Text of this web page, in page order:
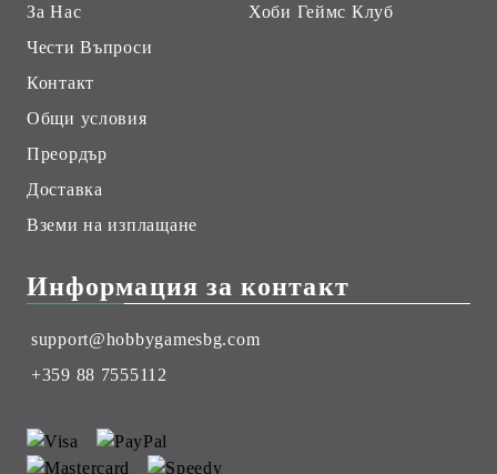
За Нас
Чести Въпроси
Контакт
Общи условия
Преордър
Доставка
Вземи на изплащане
Хоби Геймс Клуб
Информация за контакт
support@hobbygamesbg.com
+359 88 7555112